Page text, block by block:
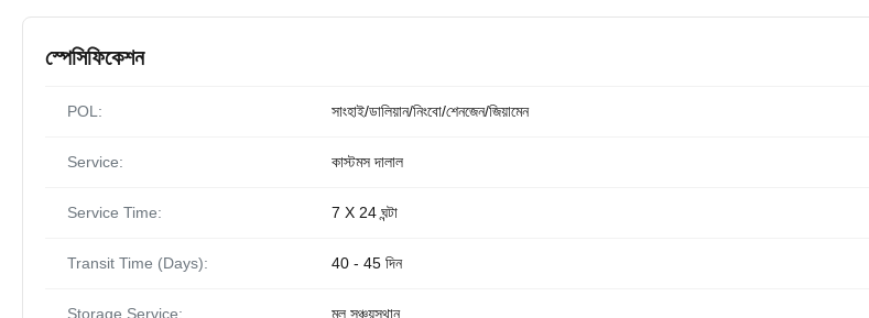
স্পেসিফিকেশন
POL: সাংহাই/ডালিয়ান/নিংবো/শেনজেন/জিয়ামেন
Service: কাস্টমস দালাল
Service Time: 7 X 24 ঘন্টা
Transit Time (Days): 40 - 45 দিন
Storage Service: মূল সঞ্চয়স্থান